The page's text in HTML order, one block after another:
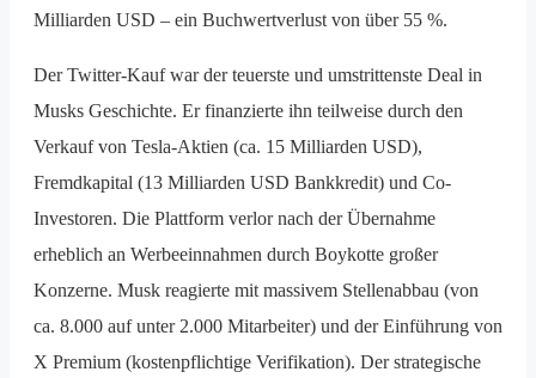
Milliarden USD – ein Buchwertverlust von über 55 %.
Der Twitter-Kauf war der teuerste und umstrittenste Deal in
Musks Geschichte. Er finanzierte ihn teilweise durch den
Verkauf von Tesla-Aktien (ca. 15 Milliarden USD),
Fremdkapital (13 Milliarden USD Bankkredit) und Co-
Investoren. Die Plattform verlor nach der Übernahme
erheblich an Werbeeinnahmen durch Boykotte großer
Konzerne. Musk reagierte mit massivem Stellenabbau (von
ca. 8.000 auf unter 2.000 Mitarbeiter) und der Einführung von
X Premium (kostenpflichtige Verifikation). Der strategische